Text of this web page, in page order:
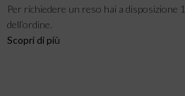
Per richiedere un reso hai a disposizione
dell’ordine.
Scopri di più